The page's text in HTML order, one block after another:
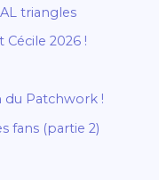
triangles
2026 !
du Patchwork !
fans (partie 2)